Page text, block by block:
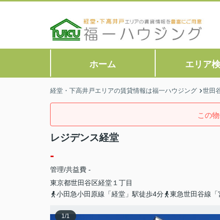
ホーム エリア
経堂・下高井戸エリアの賃貸情報は福一ハウジング 世田
この
レジデンス経堂
-
管理/共益費 -
東京都世田谷区経堂 １丁目
小田急小田原線「経堂」駅徒歩4分
東急世田谷線
1/1